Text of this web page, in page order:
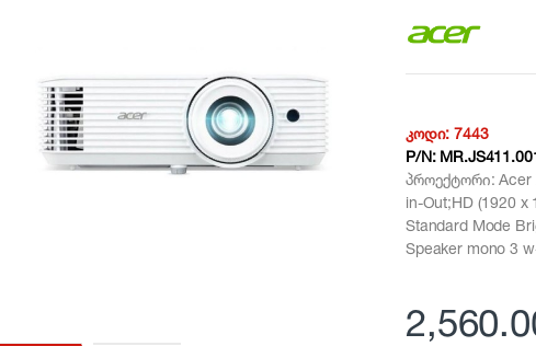
კოდი:7443
P/N:
პროექტორი: Acer
in-Out;HD (1920 x
Standard Mode
Speaker mono 3